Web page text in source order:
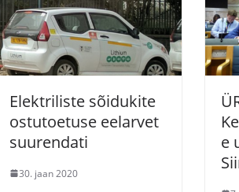
Elektriliste sõidukite
ostutoetuse eelarvet
suurendati
30. jaan 2020
e